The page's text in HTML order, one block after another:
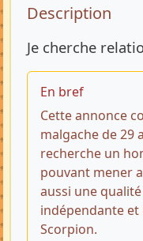
Description
Description
Je cherche
En bref
Cette annonce
malgache de 29
recherche un
pouvant mener
aussi une
indépendante
Scorpion.